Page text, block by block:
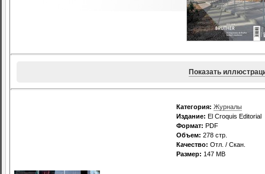
Показать
Категория: Журналы
Издание: El Croquis Editorial
Формат: PDF
Объем: 278 стр.
Качество: Отл. / Скан.
Размер: 147 MB